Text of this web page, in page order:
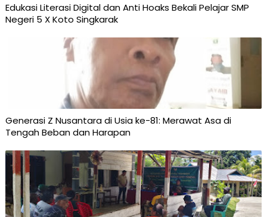
Edukasi Literasi Digital dan Anti Hoaks Bekali Pelajar SMP
Negeri 5 X Koto Singkarak
Generasi Z Nusantara di Usia ke-81: Merawat Asa di
Tengah Beban dan Harapan